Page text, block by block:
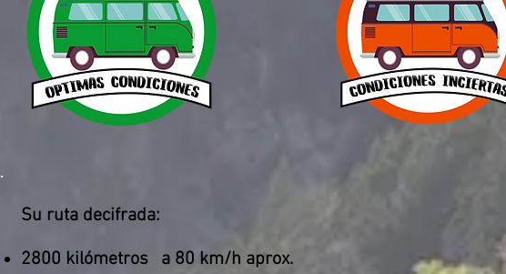
Su ruta decifrada:
2800 kilómetros
a 80 km/h aprox.